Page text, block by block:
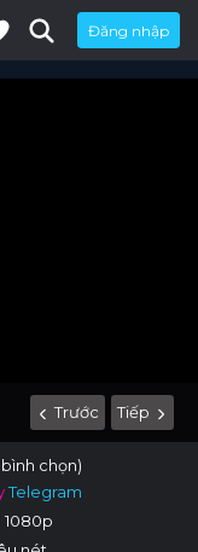
Đăng nhập
Trước Tiếp
bình chọn)
Telegram
1080p